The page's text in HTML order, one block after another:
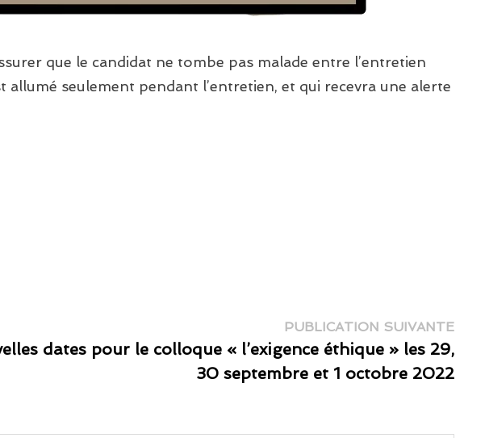
que le candidat ne tombe pas malade entre l’entretien
seulement pendant l’entretien, et qui recevra une alerte
PUBLICATION SUIVANTE
dates pour le colloque « l’exigence éthique » les 29,
30 septembre et 1 octobre 2022